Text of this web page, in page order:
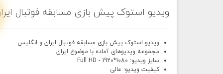
ویدیو استوک پیش بازی مسابقه فوتبال
ویدیو استوک پیش بازی مسابقه فوتبال ایران و انگلیس
مجموعه ویدیوهای آماده با موضوع ایران
سایز ویدیو: Full HD - 1920*1080
کیفیت ویدیو: عالی